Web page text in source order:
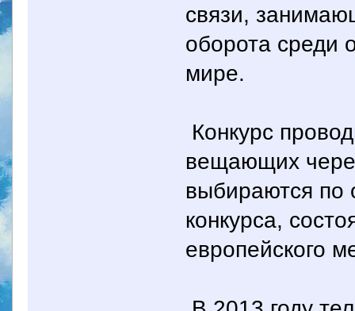
связи,
оборота среди
мире.
Конкурс
вещающих
выбираются по
конкурса,
европейского